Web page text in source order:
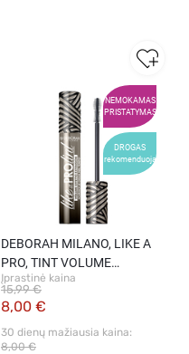
NEMOKAMAS
PRISTATYMAS
DROGAS
rekomenduoja
DEBORAH MILANO, LIKE A
PRO, TINT VOLUME
EXTENSION, blakstienų
tušas, Black, 13 ml.
Įprastinė kaina
8,00 €
15,99 €
30 dienų mažiausia kaina:
8,00 €